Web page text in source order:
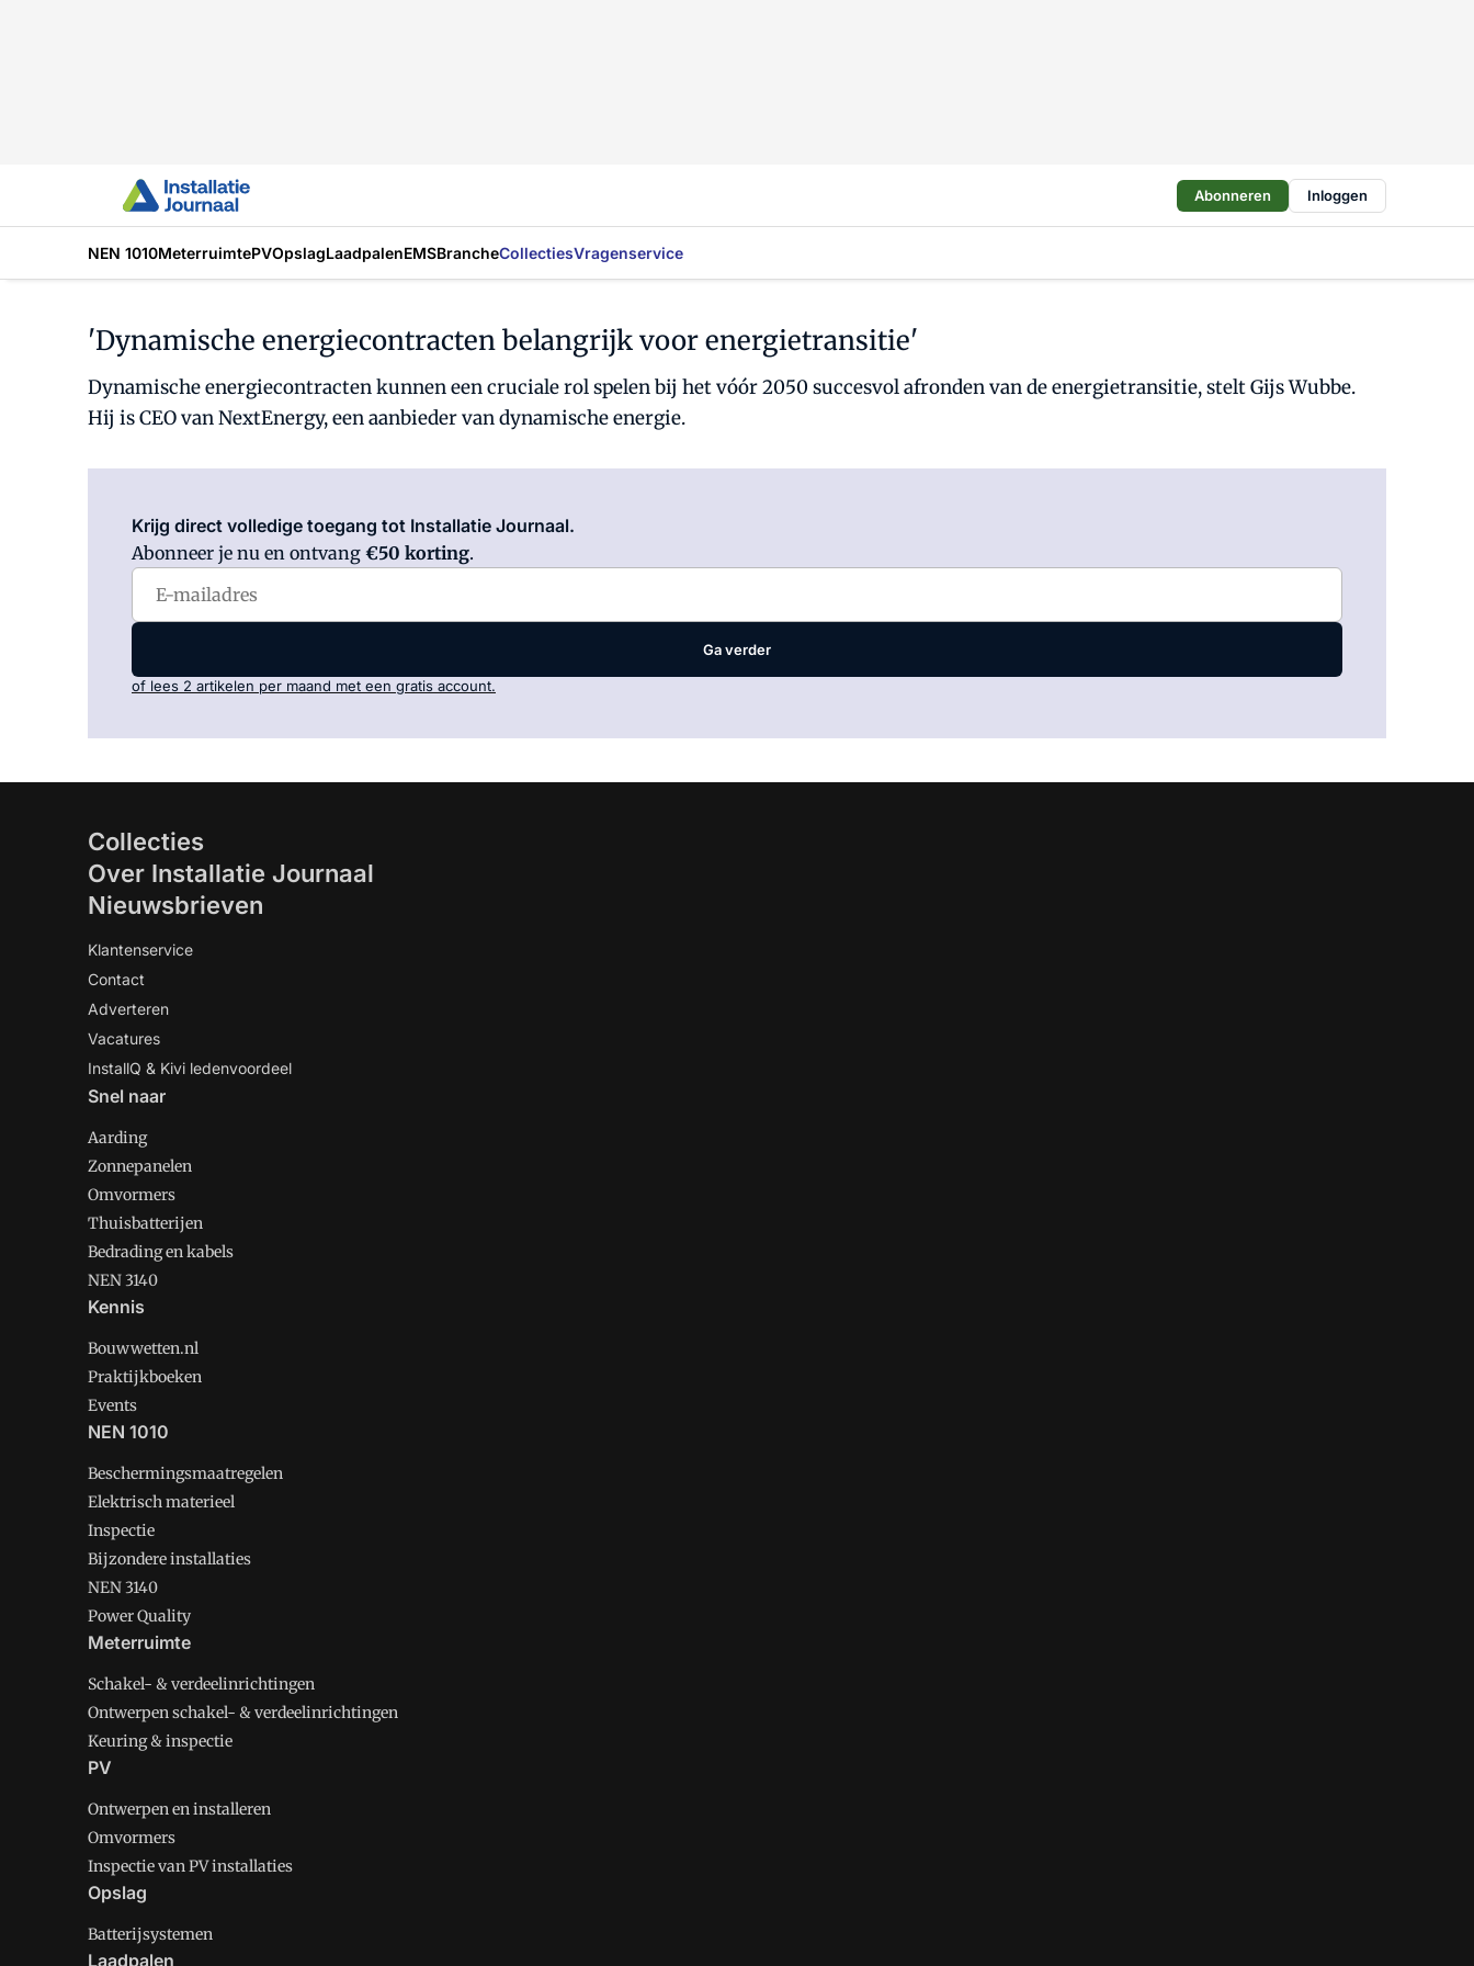
Abonneren Inloggen
NEN 1010MeterruimtePVOpslagLaadpalenEMSBrancheCollectiesVragenservice
'Dynamische energiecontracten belangrijk voor energietransitie'
Dynamische energiecontracten kunnen een cruciale rol spelen bij het vóór 2050 succesvol afronden van de energietransitie, stelt Gijs Wubbe.
Hij is CEO van NextEnergy, een aanbieder van dynamische energie.
Krijg direct volledige toegang tot Installatie Journaal.
Abonneer je nu en ontvang €50 korting.
Ga verder
of lees 2 artikelen per maand met een gratis account.
Collecties
Over Installatie Journaal
Nieuwsbrieven
Klantenservice
Contact
Adverteren
Vacatures
InstallQ & Kivi ledenvoordeel
Snel naar
Aarding
Zonnepanelen
Omvormers
Thuisbatterijen
Bedrading en kabels
NEN 3140
Kennis
Bouwwetten.nl
Praktijkboeken
Events
NEN 1010
Beschermingsmaatregelen
Elektrisch materieel
Inspectie
Bijzondere installaties
NEN 3140
Power Quality
Meterruimte
Schakel- & verdeelinrichtingen
Ontwerpen schakel- & verdeelinrichtingen
Keuring & inspectie
PV
Ontwerpen en installeren
Omvormers
Inspectie van PV installaties
Opslag
Batterijsystemen
Laadpalen